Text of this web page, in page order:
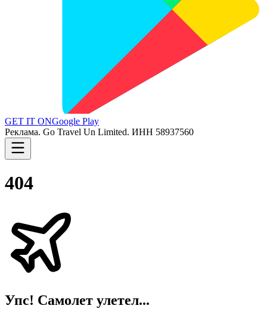
GET IT ONGoogle Play
Реклама. Go Travel Un Limited. ИНН 58937560
404
Упс! Самолет улетел...